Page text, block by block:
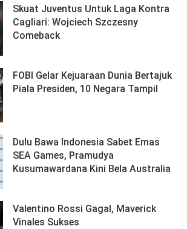
Skuat Juventus Untuk Laga Kontra
Cagliari: Wojciech Szczesny
Comeback
FOBI Gelar Kejuaraan Dunia Bertajuk
Piala Presiden, 10 Negara Tampil
Dulu Bawa Indonesia Sabet Emas
SEA Games, Pramudya
Kusumawardana Kini Bela Australia
Valentino Rossi Gagal, Maverick
Vinales Sukses